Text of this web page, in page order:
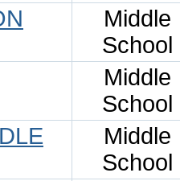
Middle
School
Middle
School
Middle
School